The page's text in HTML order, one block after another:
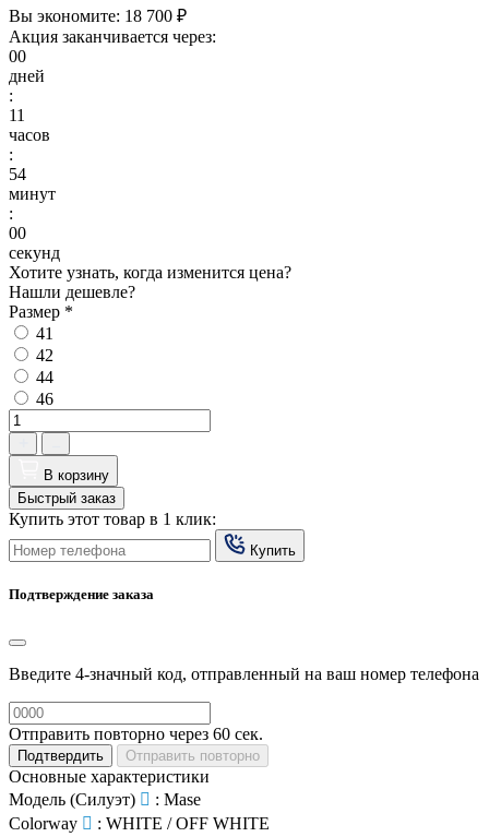
Вы экономите: 18 700 ₽
Акция заканчивается через:
00
дней
:
11
часов
:
53
минут
:
59
секунд
Хотите узнать, когда изменится цена?
Нашли дешевле?
Размер *
41
42
44
46
В корзину
Быстрый заказ
Купить этот товар в 1 клик:
Купить
Подтверждение заказа
Введите 4-значный код, отправленный на ваш номер телефона
Отправить повторно через 60 сек.
Подтвердить Отправить повторно
Основные характеристики
Модель (Силуэт)
: Mase
Colorway
: WHITE / OFF WHITE